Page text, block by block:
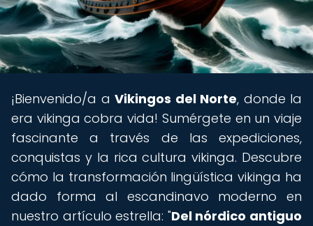
¡Bienvenido/a a Vikingos del Norte, donde la
era vikinga cobra vida! Sumérgete en un viaje
fascinante a través de las expediciones,
conquistas y la rica cultura vikinga. Descubre
cómo la transformación lingüística vikinga ha
dado forma al escandinavo moderno en
nuestro artículo estrella: "Del nórdico antiguo